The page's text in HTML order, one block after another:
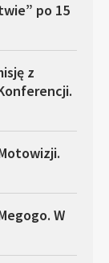
po 15
z
W